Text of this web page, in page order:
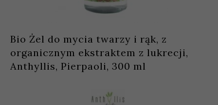
Bio Żel do mycia twarzy i rąk, z
organicznym ekstraktem z lukrecji,
Anthyllis, Pierpaoli, 300 ml